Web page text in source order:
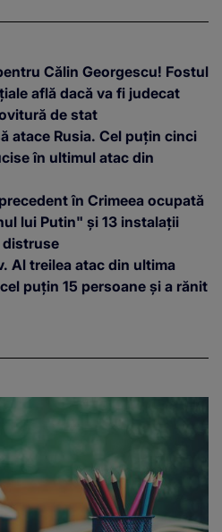
Călin Georgescu! Fostul
află dacă va fi judecat
de stat
atace Rusia. Cel puțin cinci
în ultimul atac din
în Crimeea ocupată
lui Putin" și 13 instalații
Al treilea atac din ultima
puțin 15 persoane și a rănit